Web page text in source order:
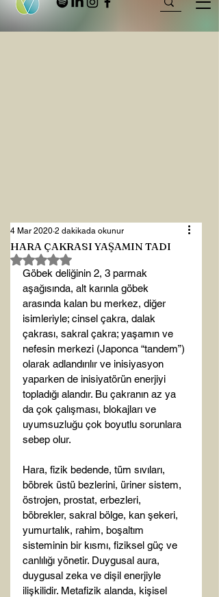
HARA ÇAKRASI YAŞAMIN TADI
4 Mar 2020 2 dakikada okunur
5 üzerinden NaN yıldız
Göbek deliğinin 2, 3 parmak
aşağısında, alt karınla göbek
arasında kalan bu merkez, diğer
isimleriyle; cinsel çakra, dalak
çakrası, sakral çakra; yaşamın ve
nefesin merkezi (Japonca “tandem”)
olarak adlandırılır ve inisiyasyon
yaparken de inisiyatörün enerjiyi
topladığı alandır. Bu çakranın az ya
da çok çalışması, blokajları ve
uyumsuzluğu çok boyutlu sorunlara
sebep olur.
Hara, fizik bedende, tüm sıvıları,
böbrek üstü bezlerini, üriner sistem,
östrojen, prostat, erbezleri,
böbrekler, sakral bölge, kan şekeri,
yumurtalık, rahim, boşaltım
sisteminin bir kısmı, fiziksel güç ve
canlılığı yönetir. Duygusal aura,
duygusal zeka ve dişil enerjiyle
ilişkilidir. Metafizik alanda, kişisel